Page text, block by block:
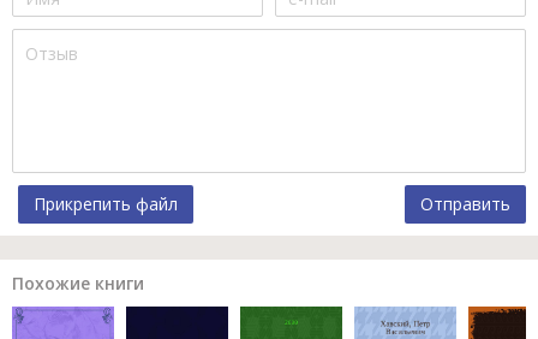
Прикрепить файл Отправить
Похожие книги